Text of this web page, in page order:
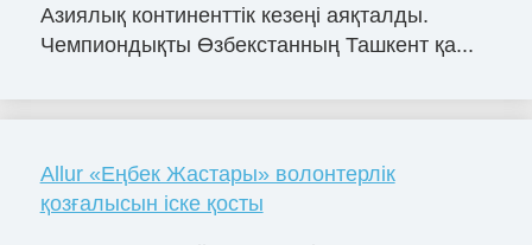
Азиялық континенттік кезеңі аяқталды.
Чемпиондықты Өзбекстанның Ташкент қа...
Allur «Еңбек Жастары» волонтерлік
қозғалысын іске қосты